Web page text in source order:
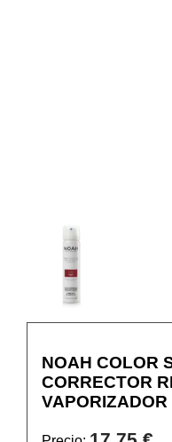
NOAH COLOR
CORRECTOR
VAPORIZADOR